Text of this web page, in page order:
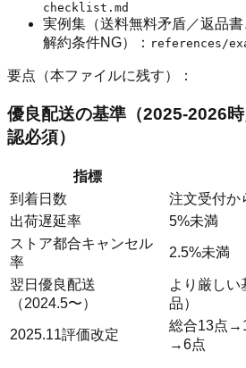
checklist.md
実例集（送料無料矛盾／返品
解約条件NG）： references/
要点（本ファイルに残す）：
優良配送の基準（2025-2026
認必須）
指標
到着日数
注文受付か
出荷遅延率
5%未満
ストア都合キャンセル
率
2.5%未満
翌日優良配送
（2024.5〜）
より厳しい
品）
2025.11評価改定
総合13点
→6点